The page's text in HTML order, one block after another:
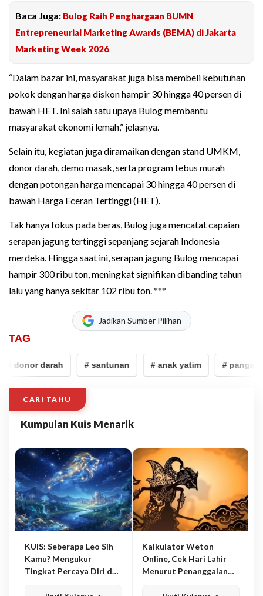
Baca Juga: Bulog Raih Penghargaan BUMN
Entrepreneurial Marketing Awards (BEMA) di Jakarta
Marketing Week 2026
“Dalam bazar ini, masyarakat juga bisa membeli kebutuhan
pokok dengan harga diskon hampir 30 hingga 40 persen di
bawah HET. Ini salah satu upaya Bulog membantu
masyarakat ekonomi lemah,” jelasnya.
Selain itu, kegiatan juga diramaikan dengan stand UMKM,
donor darah, demo masak, serta program tebus murah
dengan potongan harga mencapai 30 hingga 40 persen di
bawah Harga Eceran Tertinggi (HET).
Tak hanya fokus pada beras, Bulog juga mencatat capaian
serapan jagung tertinggi sepanjang sejarah Indonesia
merdeka. Hingga saat ini, serapan jagung Bulog mencapai
hampir 300 ribu ton, meningkat signifikan dibanding tahun
lalu yang hanya sekitar 102 ribu ton. ***
Jadikan Sumber Pilihan
TAG
darah # santunan # anak yatim # pangan
CARI TAHU
Kumpulan Kuis Menarik
KUIS: Seberapa Leo Sih
Kamu? Mengukur
Tingkat Percaya Diri dan
Kalkulator Weton
Online, Cek Hari Lahir
Menurut Penanggalan